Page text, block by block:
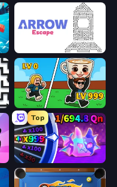
Arrow Escape
Brainrot Arena Online
Top
Meeland.io